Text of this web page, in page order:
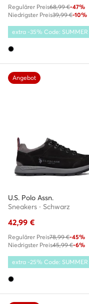
Regulärer Preis68,99 €-47%
Niedrigster Preis39,99 €-10%
extra -35% Code: SUMMER
Angebot
U.S. Polo Assn.
Sneakers · Schwarz
42,99 €
Regulärer Preis78,99 €-45%
Niedrigster Preis45,99 €-6%
extra -25% Code: SUMMER